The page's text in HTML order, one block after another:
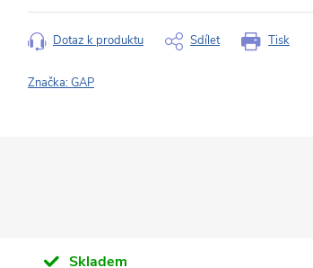
Tisk
Dotaz k produktu Sdílet
Značka:GAP
Skladem